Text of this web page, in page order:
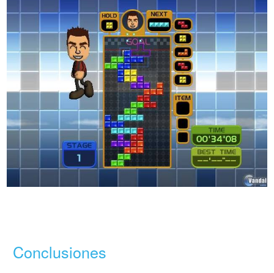
Conclusiones